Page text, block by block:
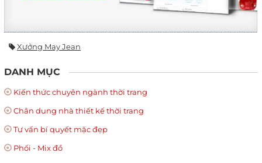
Xưởng May Jean
DANH MỤC
Kiến thức chuyên ngành thời trang
Chân dung nhà thiết kế thời trang
Tư vấn bí quyết mặc đẹp
Phối - Mix đồ